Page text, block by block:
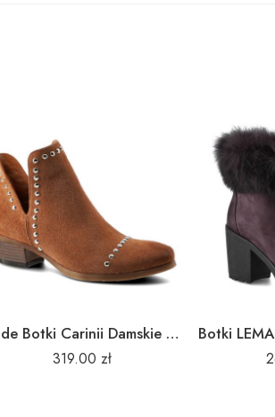
Rude Botki Carinii Damskie Modne Obuwie Jesienne
319.00 zł